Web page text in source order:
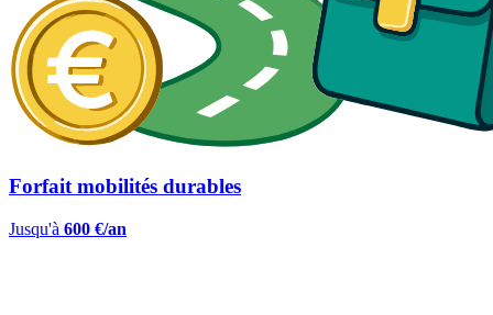
Forfait mobilités durables
Jusqu'à 600 €/an